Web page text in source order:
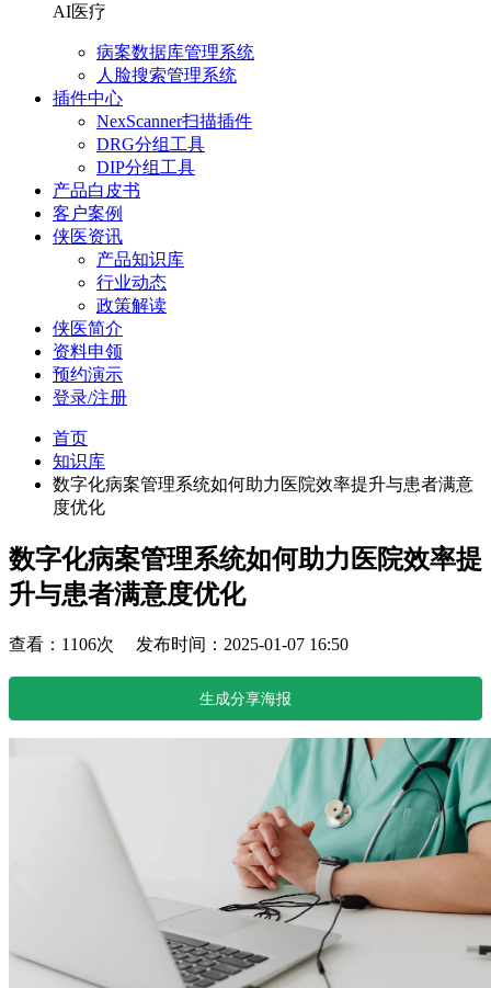
AI医疗
病案数据库管理系统
人脸搜索管理系统
插件中心
NexScanner扫描插件
DRG分组工具
DIP分组工具
产品白皮书
客户案例
侠医资讯
产品知识库
行业动态
政策解读
侠医简介
资料申领
预约演示
登录/注册
首页
知识库
数字化病案管理系统如何助力医院效率提升与患者满意
度优化
数字化病案管理系统如何助力医院效率提
升与患者满意度优化
查看：1106次 发布时间：2025-01-07 16:50
生成分享海报